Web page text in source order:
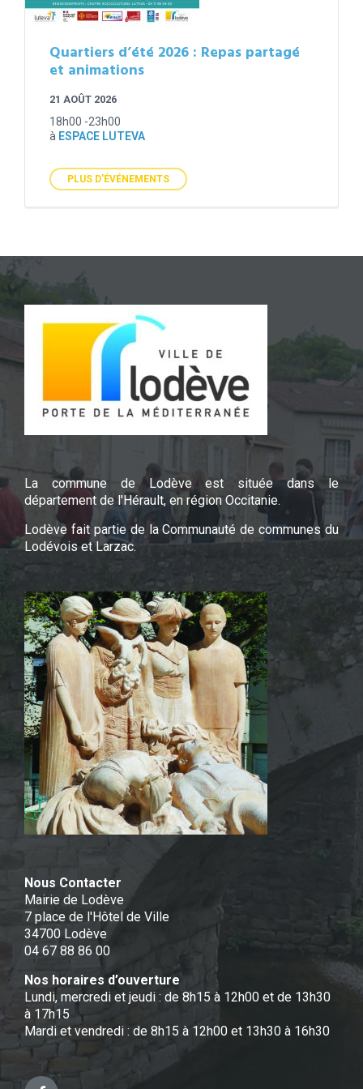
Quartiers d’été 2026 : Repas partagé
et animations
21 AOÛT 2026
18h00 -23h00
à ESPACE LUTEVA
PLUS D'ÉVÉNEMENTS
La commune de Lodève est située dans le
département de l'Hérault, en région Occitanie.
Lodève fait partie de la Communauté de communes du
Lodévois et Larzac.
Nous Contacter
Mairie de Lodève
7 place de l'Hôtel de Ville
34700 Lodève
04 67 88 86 00
Nos horaires d’ouverture
Lundi, mercredi et jeudi : de 8h15 à 12h00 et de 13h30
à 17h15
Mardi et vendredi : de 8h15 à 12h00 et 13h30 à 16h30